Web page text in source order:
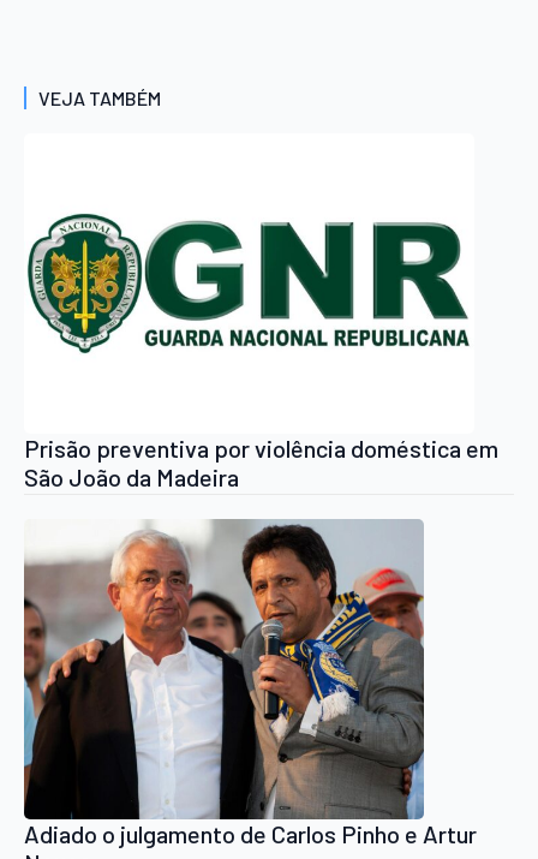
VEJA TAMBÉM
Prisão preventiva por violência doméstica em
São João da Madeira
Adiado o julgamento de Carlos Pinho e Artur